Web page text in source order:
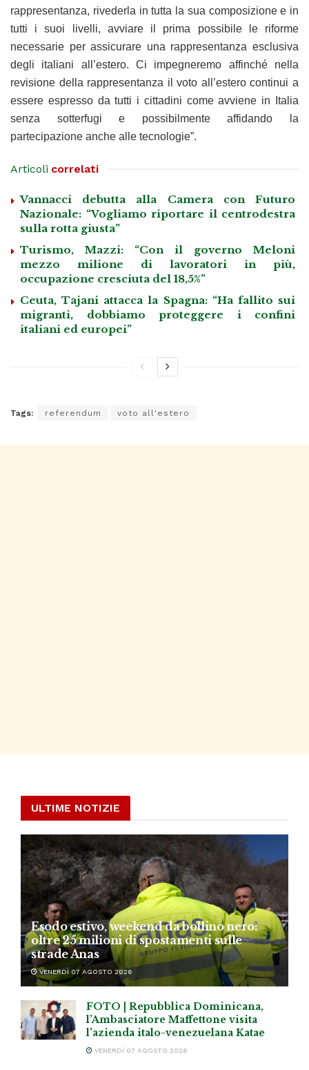
rappresentanza, rivederla in tutta la sua composizione e in
tutti i suoi livelli, avviare il prima possibile le riforme
necessarie per assicurare una rappresentanza esclusiva
degli italiani all’estero. Ci impegneremo affinché nella
revisione della rappresentanza il voto all’estero continui a
essere espresso da tutti i cittadini come avviene in Italia
senza sotterfugi e possibilmente affidando la
partecipazione anche alle tecnologie”.
Articoli correlati
Vannacci debutta alla Camera con Futuro
Nazionale: “Vogliamo riportare il centrodestra
sulla rotta giusta”
Turismo, Mazzi: “Con il governo Meloni
mezzo milione di lavoratori in più,
occupazione cresciuta del 18,5%”
Ceuta, Tajani attacca la Spagna: “Ha fallito sui
migranti, dobbiamo proteggere i confini
italiani ed europei”
Tags: referendum voto all'estero
ULTIME NOTIZIE
Esodo estivo, weekend da bollino nero:
oltre 25 milioni di spostamenti sulle
strade Anas
VENERDÌ 07 AGOSTO 2026
FOTO | Repubblica Dominicana,
l’Ambasciatore Maffettone visita
l’azienda italo-venezuelana Katae
VENERDÌ 07 AGOSTO 2026